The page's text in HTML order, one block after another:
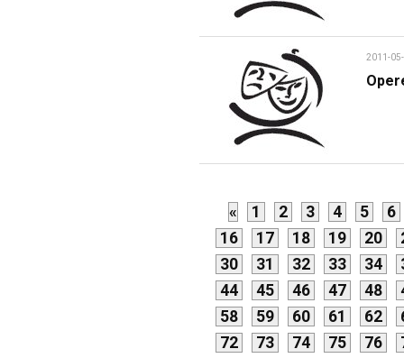
2011-
« 1 2 3 4 5
6
16
17 18 19 20
30
31 32 33 34
44
45 46 47 48
58
59 60 61 62
72
73 74 75 76